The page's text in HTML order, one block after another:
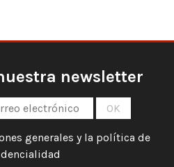
newsletter
generales y la política de